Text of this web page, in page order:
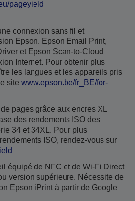
pageyield
connexion sans fil et
Epson. Epson Email Print,
et Epson Scan-to-Cloud
Internet. Pour obtenir plus
les langues et les appareils pris
site www.epson.be/fr_BE/for-
pages grâce aux encres XL
des rendements ISO des
34 et 34XL. Pour plus
ISO, rendez-vous sur
équipé de NFC et de Wi-Fi Direct
version supérieure. Nécessite de
Epson iPrint à partir de Google